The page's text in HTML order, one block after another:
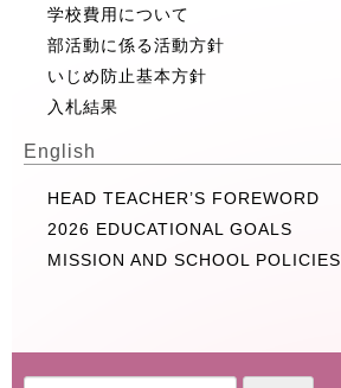
学校費用について
部活動に係る活動方針
いじめ防止基本方針
入札結果
English
HEAD TEACHER’S FOREWORD
2026 EDUCATIONAL GOALS
MISSION AND SCHOOL POLICIES